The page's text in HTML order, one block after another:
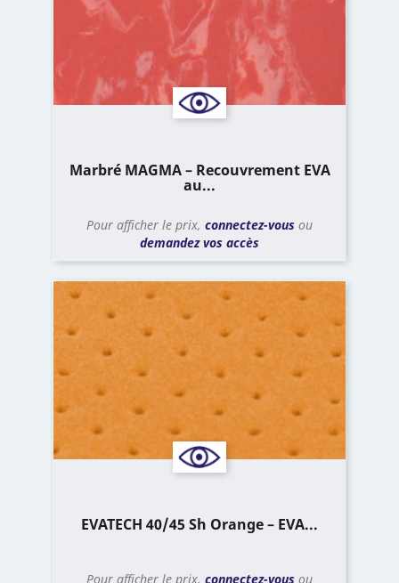
Marbré MAGMA – Recouvrement EVA
au...
Pour afficher le prix, connectez-vous ou
demandez vos accès
EVATECH 40/45 Sh Orange – EVA...
Pour afficher le prix, connectez-vous ou